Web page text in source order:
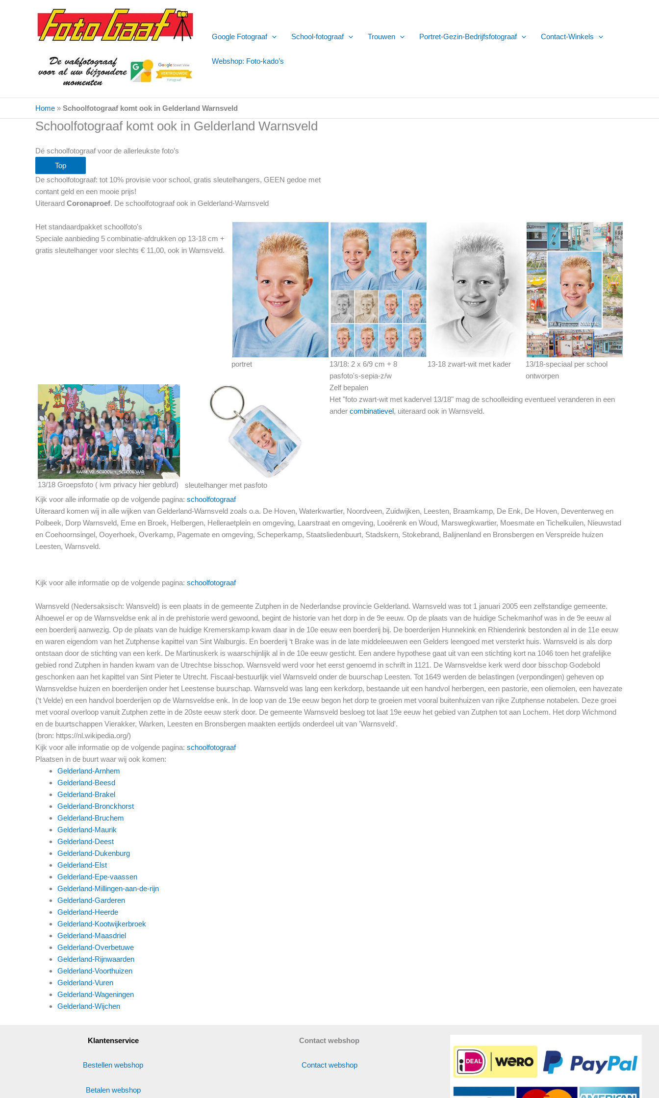
Google Fotograaf School-fotograaf Trouwen Portret-Gezin-Bedrijfsfotograaf Contact-Winkels
Webshop: Foto-kado’s
Home » Schoolfotograaf komt ook in Gelderland Warnsveld
Schoolfotograaf komt ook in Gelderland Warnsveld
Dé schoolfotograaf voor de allerleukste foto’s
Top
De schoolfotograaf: tot 10% provisie voor school, gratis sleutelhangers, GEEN gedoe met
contant geld en een mooie prijs!
Uiteraard Coronaproef. De schoolfotograaf ook in Gelderland-Warnsveld
Het standaardpakket schoolfoto's
Speciale aanbieding 5 combinatie-afdrukken op 13-18 cm +
gratis sleutelhanger voor slechts € 11,00, ook in Warnsveld.
portret
13/18: 2 x 6/9 cm + 8
pasfoto's-sepia-z/w
13-18 zwart-wit met kader
13/18-speciaal per school
ontworpen
13/18 Groepsfoto ( ivm privacy hier geblurd) sleutelhanger met pasfoto
Zelf bepalen
Het "foto zwart-wit met kadervel 13/18" mag de schoolleiding eventueel veranderen in een
ander combinatievel, uiteraard ook in Warnsveld.
Kijk voor alle informatie op de volgende pagina: schoolfotograaf
Uiteraard komen wij in alle wijken van Gelderland-Warnsveld zoals o.a. De Hoven, Waterkwartier, Noordveen, Zuidwijken, Leesten, Braamkamp, De Enk, De Hoven, Deventerweg en
Polbeek, Dorp Warnsveld, Eme en Broek, Helbergen, Helleraetplein en omgeving, Laarstraat en omgeving, Looërenk en Woud, Marswegkwartier, Moesmate en Tichelkuilen, Nieuwstad
en Coehoornsingel, Ooyerhoek, Overkamp, Pagemate en omgeving, Scheperkamp, Staatsliedenbuurt, Stadskern, Stokebrand, Balijnenland en Bronsbergen en Verspreide huizen
Leesten, Warnsveld.
Kijk voor alle informatie op de volgende pagina: schoolfotograaf
Warnsveld (Nedersaksisch: Wansveld) is een plaats in de gemeente Zutphen in de Nederlandse provincie Gelderland. Warnsveld was tot 1 januari 2005 een zelfstandige gemeente.
Alhoewel er op de Warnsveldse enk al in de prehistorie werd gewoond, begint de historie van het dorp in de 9e eeuw. Op de plaats van de huidige Schekmanhof was in de 9e eeuw al
een boerderij aanwezig. Op de plaats van de huidige Kremerskamp kwam daar in de 10e eeuw een boerderij bij. De boerderijen Hunnekink en Rhienderink bestonden al in de 11e eeuw
en waren eigendom van het Zutphense kapittel van Sint Walburgis. En boerderij ‘t Brake was in de late middeleeuwen een Gelders leengoed met versterkt huis. Warnsveld is als dorp
ontstaan door de stichting van een kerk. De Martinuskerk is waarschijnlijk al in de 10e eeuw gesticht. Een andere hypothese gaat uit van een stichting kort na 1046 toen het grafelijke
gebied rond Zutphen in handen kwam van de Utrechtse bisschop. Warnsveld werd voor het eerst genoemd in schrift in 1121. De Warnsveldse kerk werd door bisschop Godebold
geschonken aan het kapittel van Sint Pieter te Utrecht. Fiscaal-bestuurlijk viel Warnsveld onder de buurschap Leesten. Tot 1649 werden de belastingen (verpondingen) geheven op
Warnsveldse huizen en boerderijen onder het Leestense buurschap. Warnsveld was lang een kerkdorp, bestaande uit een handvol herbergen, een pastorie, een oliemolen, een havezate
(‘t Velde) en een handvol boerderijen op de Warnsveldse enk. In de loop van de 19e eeuw begon het dorp te groeien met vooral buitenhuizen van rijke Zutphense notabelen. Deze groei
met vooral overloop vanuit Zutphen zette in de 20ste eeuw sterk door. De gemeente Warnsveld besloeg tot laat 19e eeuw het gebied van Zutphen tot aan Lochem. Het dorp Wichmond
en de buurtschappen Vierakker, Warken, Leesten en Bronsbergen maakten eertijds onderdeel uit van 'Warnsveld'.
(bron: https://nl.wikipedia.org/)
Kijk voor alle informatie op de volgende pagina: schoolfotograaf
Plaatsen in de buurt waar wij ook komen:
Gelderland-Arnhem
Gelderland-Beesd
Gelderland-Brakel
Gelderland-Bronckhorst
Gelderland-Bruchem
Gelderland-Maurik
Gelderland-Deest
Gelderland-Dukenburg
Gelderland-Elst
Gelderland-Epe-vaassen
Gelderland-Millingen-aan-de-rijn
Gelderland-Garderen
Gelderland-Heerde
Gelderland-Kootwijkerbroek
Gelderland-Maasdriel
Gelderland-Overbetuwe
Gelderland-Rijnwaarden
Gelderland-Voorthuizen
Gelderland-Vuren
Gelderland-Wageningen
Gelderland-Wijchen
Klantenservice
Bestellen webshop
Betalen webshop
Contact webshop
Contact webshop